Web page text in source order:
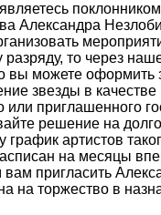
поклонником
Александра
то через
вы можете оформить
звезды в качестве
или приглашенного
решение на
график артистов
на месяцы
пригласить
на торжество в